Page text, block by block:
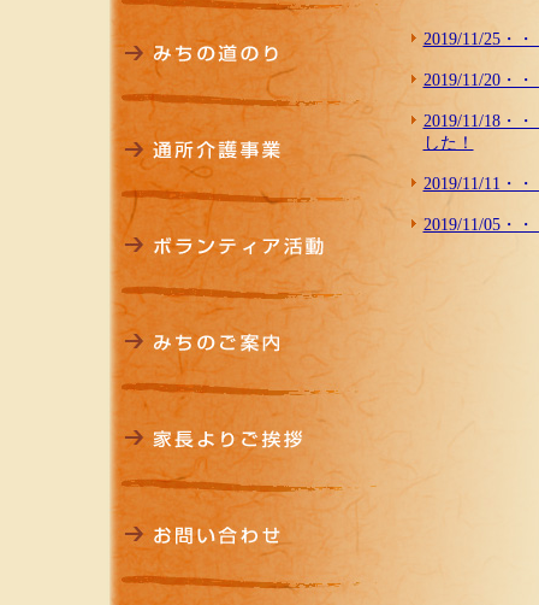
2019/11/25・
2019/11/20・
2019/11/18・
した！
2019/11/11・
2019/11/05・